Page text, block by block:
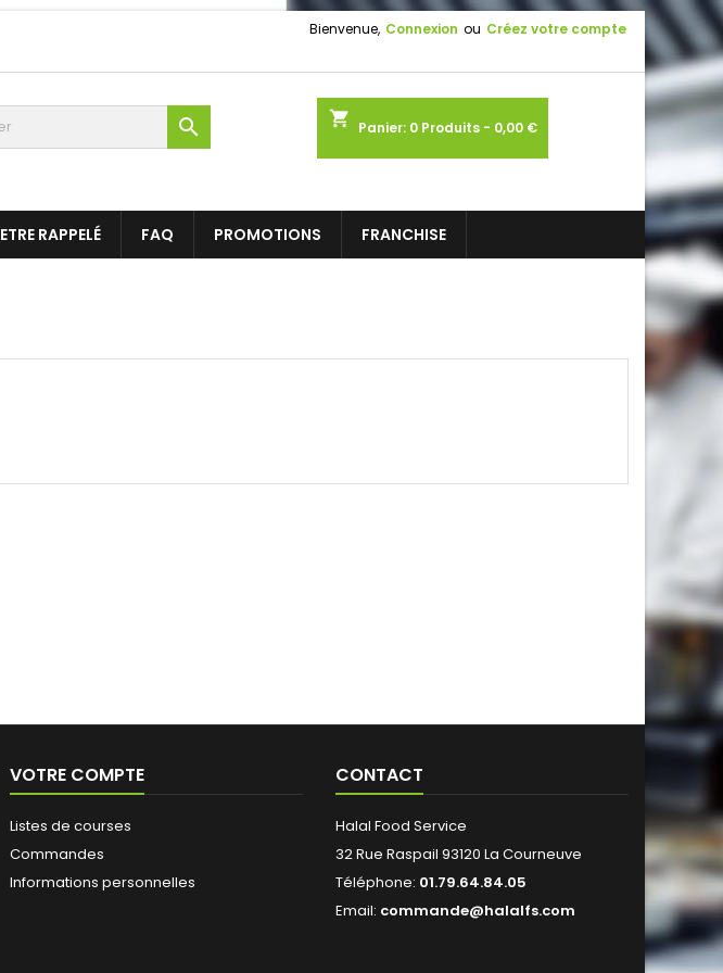
Bienvenue, Connexion ou Créez votre compte
shopping_cart Panier: 0 Produits - 0,00 €

ETRE RAPPELÉ FAQ PROMOTIONS FRANCHISE
VOTRE COMPTE
Listes de courses
Commandes
Informations personnelles
CONTACT
Halal Food Service
32 Rue Raspail 93120 La Courneuve
Téléphone: 01.79.64.84.05
Email: commande@halalfs.com